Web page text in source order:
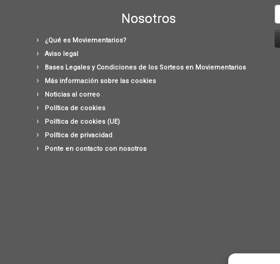
Nosotros
¿Qué es Moviementarios?
Aviso legal
Bases Legales y Condiciones de los Sorteos en Moviementarios
Más información sobre las cookies
Noticias al correo
Política de cookies
Política de cookies (UE)
Política de privacidad
Ponte en contacto con nosotros